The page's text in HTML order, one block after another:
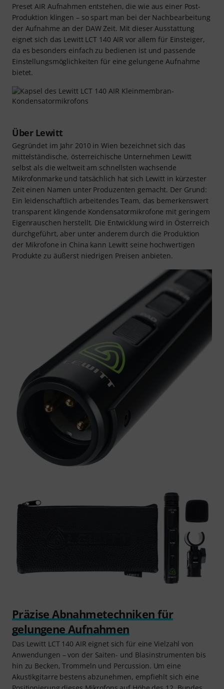
Preset AIR Aufnahmen entstehen, die wie aus einer Post-
Produktion klingen – so spart man bei der Nachbearbeitung
der Aufnahme an der DAW Zeit. Mit dieser Ausstattung
eignet sich das Lewitt LCT 140 AIR vor allem für Einsteiger,
da es besonders einfach zu bedienen ist und passende
Einstellungsmöglichkeiten für eine gelungene Aufnahme
bietet.
Über Lewitt
Gegründet im Jahr 2010 in Wien bezeichnet sich das
mittelständische, österreichische Unternehmen Lewitt
selbst als die weltweit am schnellsten wachsende
Mikrofonmarke und tatsächlich hat sich Lewitt in kürzester
Zeit einen Namen unter Produzenten gemacht. Der Grund:
Ein leidenschaftlich arbeitendes Team, das bemerkenswert
transparent klingende Kondensatormikrofone mit geringem
Eigenrauschen herstellt. Die Entwicklung wird in Österreich
durchgeführt, aber unter anderem durch die Produktion
der Mikrofone in China kann Lewitt seine hochwertigen
Produkte zu äußerst niedrigen Preisen anbieten.
Präzise Abnahmetechniken für
gelungene Aufnahmen
Das Lewitt LCT 140 AIR eignet sich für eine Vielzahl von
Anwendungen – von der Saiten- und Blasinstrumenten bis
hin zu Becken, Trommeln und Percussion. Um eine
Akustikgitarre bestens abzunehmen, empfiehlt sich eine